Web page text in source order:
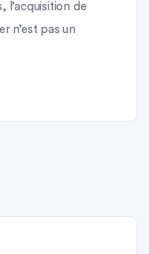
l’acquisition de
n’est pas un